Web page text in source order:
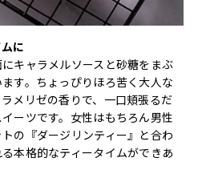
に
キャラメルソースと砂糖をまぶ
す。ちょっぴりほろ苦く大人な
メリゼの香りで、一口頬張るだ
ーツです。女性はもちろん男性
の『ダージリンティー』と合わ
本格的なティータイムができあ